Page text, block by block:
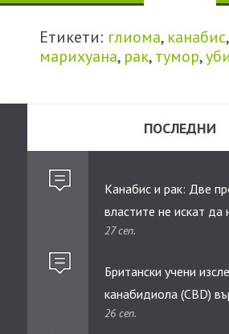
Етикети: глиома, канабис,
марихуана, рак,тумор,
ПОСЛЕДНИ
Канабис и рак: Две
властите не искат да
27 сеп.
Британски учени
канабидиолa (CBD)
тумори при деца
26 сеп.